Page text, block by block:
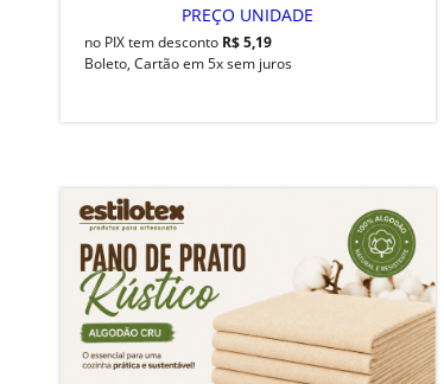
PREÇO UNIDADE
no PIX tem desconto R$ 5,19
Boleto, Cartão em 5x sem juros